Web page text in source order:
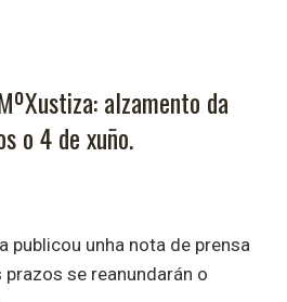
alzamento da
o 4 de xuño.
publicou unha nota de prensa
se reanundarán o